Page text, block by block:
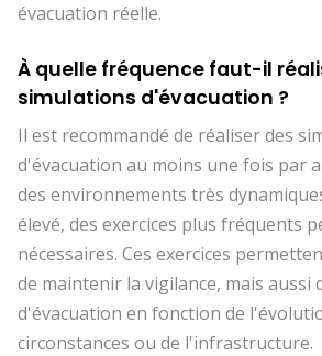
évacuation réelle.
À quelle fréquence faut-il
simulations d'évacuation ?
Il est recommandé de réaliser des
d'évacuation au moins une fois par
des environnements très
élevé, des exercices plus fréquents
nécessaires. Ces exercices
de maintenir la vigilance, mais aussi
d'évacuation en fonction de
circonstances ou de l'infrastructure.